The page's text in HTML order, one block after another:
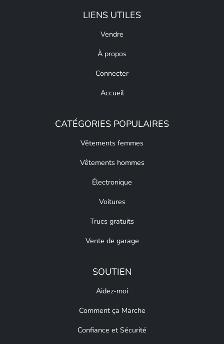
LIENS UTILES
Vendre
À propos
Connecter
Accueil
CATÉGORIES POPULAIRES
Vêtements femmes
Vêtements hommes
Électronique
Voitures
Trucs gratuits
Vente de garage
SOUTIEN
Aidez-moi
Comment ça Marche
Confiance et Sécurité